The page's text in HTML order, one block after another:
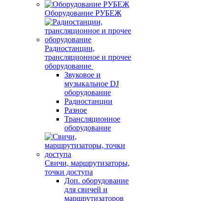
Оборудование РУБЕЖ
Радиостанции,
трансляционное и прочее
оборудование
Звуковое и
музыкальное DJ
оборудование
Радиостанции
Разное
Трансляционное
оборудование
Свичи, маршрутизаторы,
точки доступа
Доп. оборудование
для свичей и
маршрутизаторов